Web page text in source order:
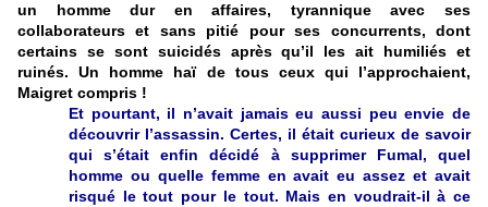
un homme dur en affaires, tyrannique avec ses
collaborateurs et sans pitié pour ses concurrents, dont
certains se sont suicidés après qu’il les ait humiliés et
ruinés. Un homme haï de tous ceux qui l’approchaient,
Maigret compris !
Et pourtant, il n’avait jamais eu aussi peu envie de
découvrir l’assassin. Certes, il était curieux de savoir
qui s’était enfin décidé à supprimer Fumal, quel
homme ou quelle femme en avait eu assez et avait
risqué le tout pour le tout. Mais en voudrait-il à ce